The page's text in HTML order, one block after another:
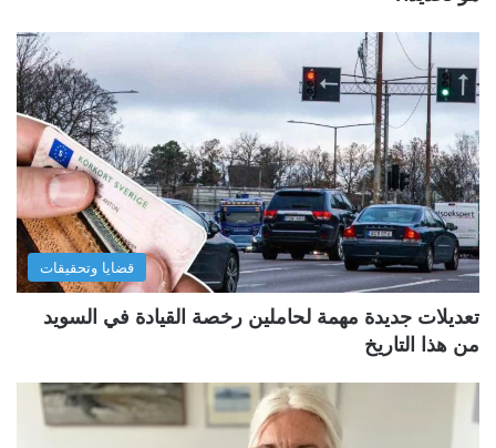
قضايا وتحقيقات
تعديلات جديدة مهمة لحاملين رخصة القيادة في السويد
من هذا التاريخ